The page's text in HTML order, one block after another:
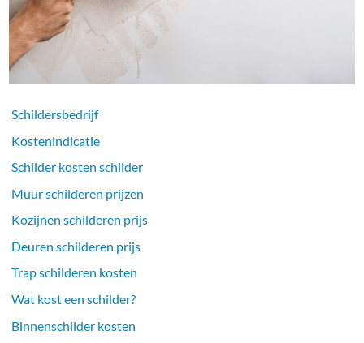
Schildersbedrijf
Kostenindicatie
Schilder kosten schilder
Muur schilderen prijzen
Kozijnen schilderen prijs
Deuren schilderen prijs
Trap schilderen kosten
Wat kost een schilder?
Binnenschilder kosten